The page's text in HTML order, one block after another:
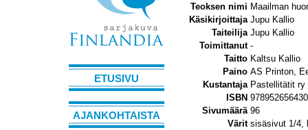
ETUSIVU
AJANKOHTAISTA
Teoksen nimi Maailman
Käsikirjoittaja Jupu Kallio
Taiteilija Jupu Kallio
Toimittanut -
Taitto Kaltsu Kallio
Paino AS Printon,
Kustantaja Pastellitätit ry
ISBN
Sivumäärä 96
Värit sisäsivut 1/4,